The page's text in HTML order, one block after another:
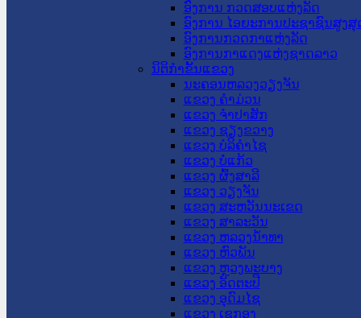
ອົງການ ກວດສອບແຫ່ງລັດ
ອົງການ ໄອຍະການປະຊາຊົນສູງສຸ
ອົງການກວດກາແຫ່ງລັດ
ອົງການກາແດງແຫ່ງຊາດລາວ
ນິຕິກໍາຂັ້ນແຂວງ
ນະ​ຄອນ​ຫລວງວຽງຈັນ
ແຂວງ ຄໍາມ່ວນ
ແຂວງ ຈໍາປາສັກ
ແຂວງ ຊຽງຂວາງ
ແຂວງ ບໍລິຄໍາໄຊ
ແຂວງ ບໍ່ແກ້ວ
ແຂວງ ຜົ້ງສາລີ
ແຂວງ ວຽງຈັນ
ແຂວງ ສະຫວັນນະເຂດ
ແຂວງ ສາລະວັນ
ແຂວງ ຫລວງນໍ້າທາ
ແຂວງ ຫົວພັນ
ແຂວງ ຫຼວງພະບາງ
ແຂວງ ອັດຕະປື
ແຂວງ ອຸດົມໄຊ
ແຂວງ ເຊກອງ